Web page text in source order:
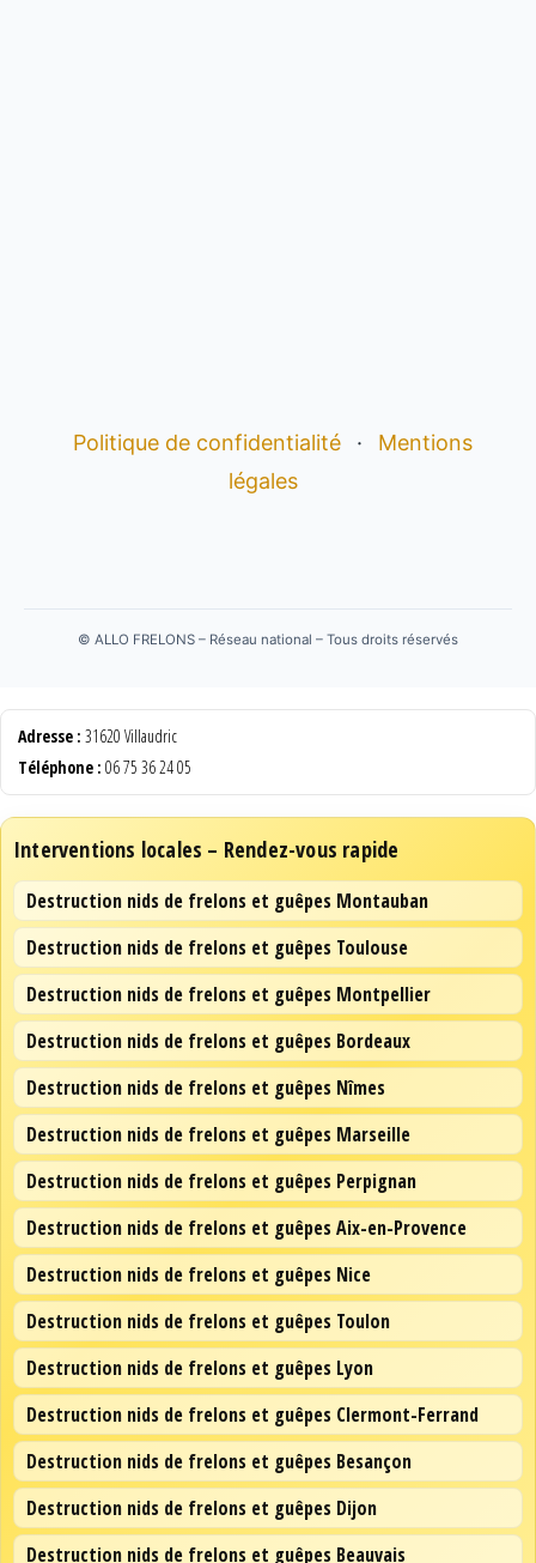
Politique de confidentialité ·
Mentions
légales
© ALLO FRELONS – Réseau national – Tous droits réservés
Adresse : 31620 Villaudric
Téléphone : 06 75 36 24 05
Interventions locales – Rendez-vous rapide
Destruction nids de frelons et guêpes Montauban
Destruction nids de frelons et guêpes Toulouse
Destruction nids de frelons et guêpes Montpellier
Destruction nids de frelons et guêpes Bordeaux
Destruction nids de frelons et guêpes Nîmes
Destruction nids de frelons et guêpes Marseille
Destruction nids de frelons et guêpes Perpignan
Destruction nids de frelons et guêpes Aix-en-Provence
Destruction nids de frelons et guêpes Nice
Destruction nids de frelons et guêpes Toulon
Destruction nids de frelons et guêpes Lyon
Destruction nids de frelons et guêpes Clermont-Ferrand
Destruction nids de frelons et guêpes Besançon
Destruction nids de frelons et guêpes Dijon
Destruction nids de frelons et guêpes Beauvais